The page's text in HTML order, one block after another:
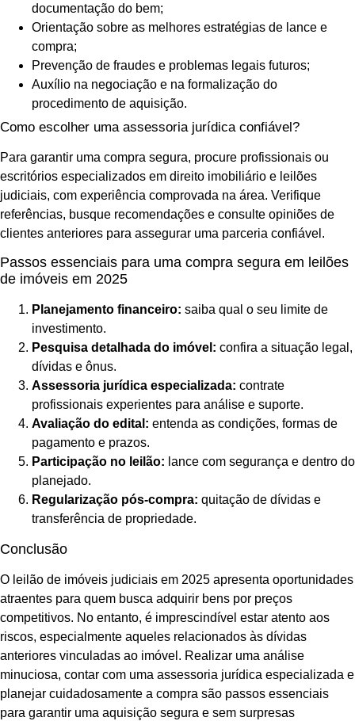
documentação do bem;
Orientação sobre as melhores estratégias de lance e
compra;
Prevenção de fraudes e problemas legais futuros;
Auxílio na negociação e na formalização do
procedimento de aquisição.
Como escolher uma assessoria jurídica confiável?
Para garantir uma compra segura, procure profissionais ou
escritórios especializados em direito imobiliário e leilões
judiciais, com experiência comprovada na área. Verifique
referências, busque recomendações e consulte opiniões de
clientes anteriores para assegurar uma parceria confiável.
Passos essenciais para uma compra segura em leilões
de imóveis em 2025
Planejamento financeiro: saiba qual o seu limite de
investimento.
Pesquisa detalhada do imóvel: confira a situação legal,
dívidas e ônus.
Assessoria jurídica especializada: contrate
profissionais experientes para análise e suporte.
Avaliação do edital: entenda as condições, formas de
pagamento e prazos.
Participação no leilão: lance com segurança e dentro do
planejado.
Regularização pós-compra: quitação de dívidas e
transferência de propriedade.
Conclusão
O leilão de imóveis judiciais em 2025 apresenta oportunidades
atraentes para quem busca adquirir bens por preços
competitivos. No entanto, é imprescindível estar atento aos
riscos, especialmente aqueles relacionados às dívidas
anteriores vinculadas ao imóvel. Realizar uma análise
minuciosa, contar com uma assessoria jurídica especializada e
planejar cuidadosamente a compra são passos essenciais
para garantir uma aquisição segura e sem surpresas